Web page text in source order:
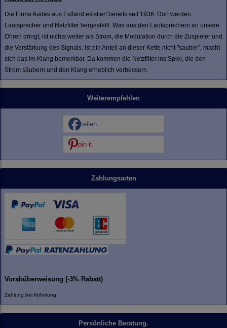
Die Firma Audes aus Estland existiert bereits seit 1936. Dort werden
Lautsprecher und Netzfilter hergestellt. Was aus den Lautsprechern an unsere
Ohren dringt, ist nichts weiter als Strom, die Modulation durch die Zuspieler und
die Verstärkung des Signals. Ist ein Anteil an dieser Kette nicht "sauber", macht
sich das im Klang bemerkbar. Da kommen die Netzfilter ins Spiel, die den
Strom säubern und den Klang erheblich verbessern.
Weiterempfehlen
teilen
pin it
Zahlungsarten
Vorabüberweisung (-3% Rabatt)
Zahlung bei Abholung
Persönliche Beratung.